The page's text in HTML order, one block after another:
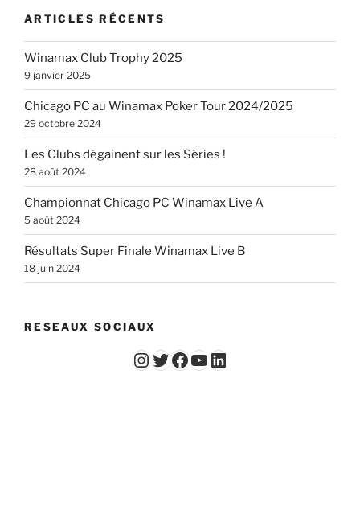
ARTICLES RÉCENTS
Winamax Club Trophy 2025
9 janvier 2025
Chicago PC au Winamax Poker Tour 2024/2025
29 octobre 2024
Les Clubs dégainent sur les Séries !
28 août 2024
Championnat Chicago PC Winamax Live A
5 août 2024
Résultats Super Finale Winamax Live B
18 juin 2024
RESEAUX SOCIAUX
Instagram
Twitter
Facebook
YouTube - Vidéos du Chicago Poker ClubLinkedIn